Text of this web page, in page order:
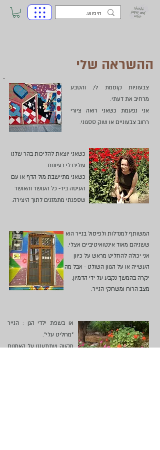
ההשראה שלי
צבעוניות קוסמת לי, והטבע
מרחיב את דעתי.
אני נפעמת כשאני רואה ציורי
רחוב צבעוניים או שוק ססגוני.
כשאני יוצאת להליכות בהר שלנו
עולים לי רעיונות.
כשאני מתיישבת מול הדף או עם
העיסה ביד- כל העושר והאושר
שספגתי מתמזגים לתוך היצירה.
או בשפת ילדי הגן : הנייר
"מחליט עלי".
מקווה שתתענגו על האמנות
המשותף למנדלות ולפיסול בנייר הוא
ששניהם מאוד אינטואיטיביים אצלי.
אני יכולה להחליט מראש על כיוון
העשייה או על הגוון השולט - אבל מה
יקרה בהמשך נקבע על ידי הדמיון,
מצב הרוח ומשחקי הנייר.